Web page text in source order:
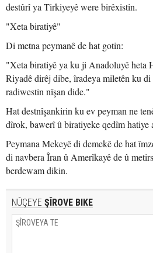
destûrî ya Tirkiyeyê were birêxistin.
"Xeta biratiyê"
Di metna peymanê de hat gotin:
"Xeta biratiyê ya ku ji Anadoluyê heta
Riyadê dirêj dibe, îradeya miletên ku
radiwestin nîşan dide."
Hat destnîşankirin ku ev peyman ne
dîrok, bawerî û biratiyeke qedîm hatiye
Peymana Mekeyê di demekê de hat
di navbera Îran û Amerîkayê de û
berdewam dikin.
NÛÇEYE ŞÎROVE BIKE